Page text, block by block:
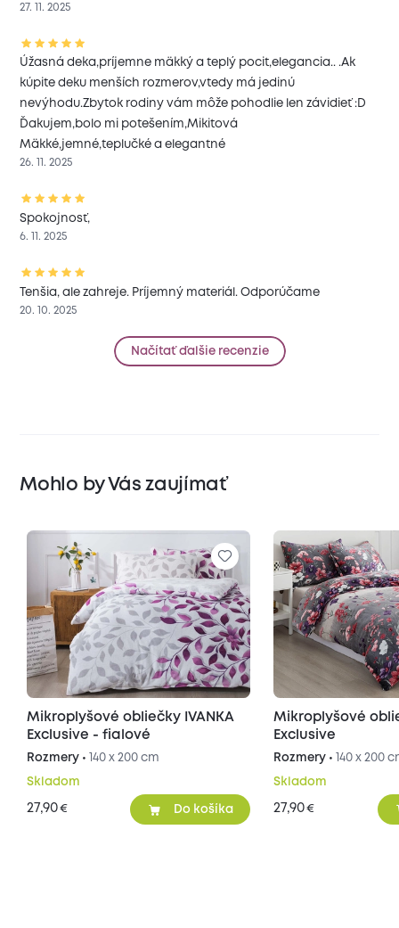
27. 11. 2025
Úžasná deka,príjemne mäkký a teplý pocit,elegancia.. .Ak
kúpite deku menších rozmerov,vtedy má jedinú
nevýhodu.Zbytok rodiny vám môže pohodlie len závidieť :D
Ďakujem,bolo mi potešením,Mikitová
Mäkké,jemné,teplučké a elegantné
26. 11. 2025
Spokojnosť,
6. 11. 2025
Tenšia, ale zahreje. Príjemný materiál. Odporúčame
20. 10. 2025
Načítať ďalšie recenzie
Mohlo by Vás zaujímať
Mikroplyšové obliečky IVANKA
Exclusive - fialové
Rozmery • 140 x 200 cm
Skladom
27,90€ Do košíka
Mikroplyšové
Exclusive
Rozmery • 140 x 200
Skladom
27,90€